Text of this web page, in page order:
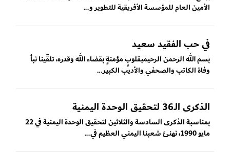
الأمين العام للمؤسسة الأفريقية للتطوير و...
في حب الفقيد سعيد
بسم الله الرحمن الرحيمبقلوبٍ مؤمنةٍ بقضاء الله وقدره، تلقّينا نبأ
وفاة الكاتب والصحفي والأديب الكبير...
الذكرى الـ36 لتحقيق الوحدة اليمنية
بمناسبة الذكرى السادسة والثلاثين لتحقيق الوحدة اليمنية في 22
مايو 1990، نهنئ شعبنا اليمني العظيم في...